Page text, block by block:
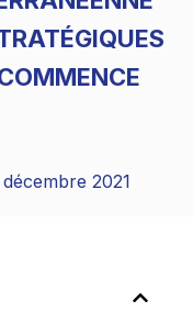
décembre 2021